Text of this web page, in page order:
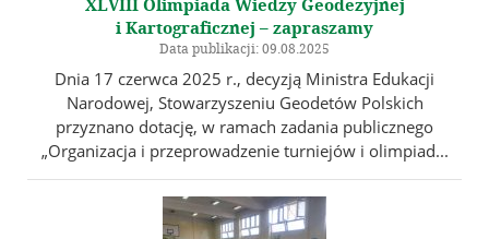
XLVIII Olimpiada Wiedzy Geodezyjnej
i Kartograficznej – zapraszamy
Data publikacji: 09.08.2025
Dnia 17 czerwca 2025 r., decyzją Ministra Edukacji
Narodowej, Stowarzyszeniu Geodetów Polskich
przyznano dotację, w ramach zadania publicznego
„Organizacja i przeprowadzenie turniejów i olimpiad...